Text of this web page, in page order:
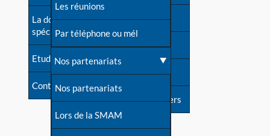
Mythes et vérités
Devenir animatrice ?
Une question sur le site
La documentation
spécialisée
Etudes récentes
Contact
Soutenir LLL
Livre d'or
Forum
S'inscrire à nos newsletters
Les réunions
Par téléphone ou mél
Nos partenariats
Nos partenariats
Lors de la SMAM